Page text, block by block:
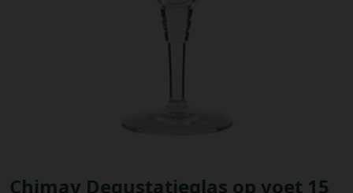
Chimay Degustatieglas op voet 15